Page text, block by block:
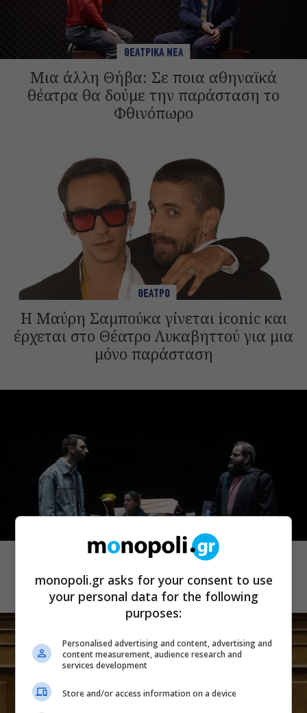
ΘΕΑΤΡΙΚΑ ΝΕΑ
Μια άλλη Θήβα: Σε ποια αθηναϊκά
θέατρα θα δούμε την παράσταση το
Φθινόπωρο
ΘΕΑΤΡΟ
Η Μαύρη Σαμπούκα γίνεται iconic και
έρχεται στο Θέατρο Λυκαβηττού για μια
μόνο παράσταση
ΘΕΑΤΡΙΚΑ ΝΕΑ
πολίτες β’ κατηγορίας: Το φθινόπωρο
επιστρέφουν στο θέατρο Καρέζη
monopoli.gr asks for your consent to use
your personal data for the following
purposes:
Personalised advertising and content, advertising and
content measurement, audience research and
services development
Store and/or access information on a device